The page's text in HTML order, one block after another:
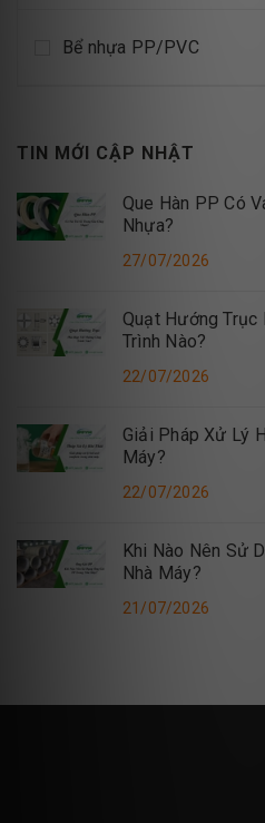
Bể nhựa PP/PVC
TIN MỚI CẬP NHẬT
Que Hàn PP Có
Nhựa?
27/07/2026
Quạt Hướng Trục
Trình Nào?
22/07/2026
Giải Pháp Xử Lý
Máy?
22/07/2026
Khi Nào Nên Sử
Nhà Máy?
21/07/2026